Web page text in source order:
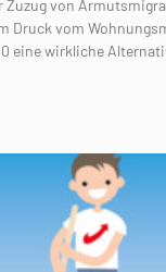
Zuzug von
Druck vom
eine wirkliche